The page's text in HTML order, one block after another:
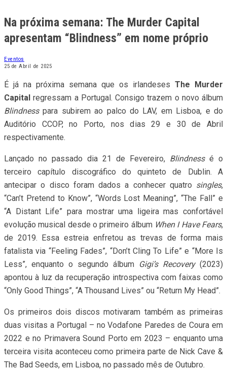
Na próxima semana: The Murder Capital
apresentam “Blindness” em nome próprio
Eventos
25 de Abril de 2025
É já na próxima semana que os irlandeses The Murder
Capital regressam a Portugal. Consigo trazem o novo álbum
Blindnesspara subirem ao palco do LAV, em Lisboa, e do
Auditório CCOP, no Porto, nos dias 29 e 30 de Abril
respectivamente.
Lançado no passado dia 21 de Fevereiro, Blindnessé o
terceiro capítulo discográfico do quinteto de Dublin. A
antecipar o disco foram dados a conhecer quatro singles,
“Can’t Pretend to Know”, “Words Lost Meaning”, “The Fall” e
“A Distant Life” para mostrar uma ligeira mas confortável
evolução musical desde o primeiro álbum When I Have Fears,
de 2019. Essa estreia enfretou as trevas de forma mais
fatalista via “Feeling Fades”, “Don’t Cling To Life” e “More Is
Less”, enquanto o segundo álbum Gigi’s Recovery(2023)
apontou à luz da recuperação introspectiva com faixas como
“Only Good Things”, “A Thousand Lives” ou “Return My Head”.
Os primeiros dois discos motivaram também as primeiras
duas visitas a Portugal – no Vodafone Paredes de Coura em
2022 e no Primavera Sound Porto em 2023 – enquanto uma
terceira visita aconteceu como primeira parte de Nick Cave &
The Bad Seeds, em Lisboa, no passado mês de Outubro.